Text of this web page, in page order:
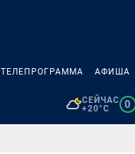
ТЕЛЕПРОГРАММА АФИША
СЕЙЧАС
+20°C
0